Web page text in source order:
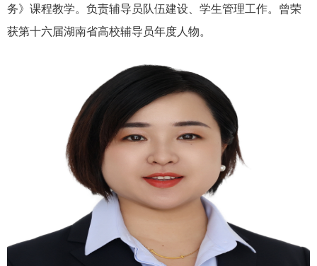
务》课程教学。负责辅导员队伍建设、学生管理工作。曾荣
获第十六届湖南省高校辅导员年度人物。